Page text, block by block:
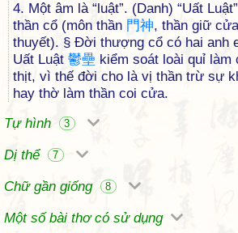
4. Một âm là “luật”. (Danh) “Uất Luật”
thần cổ (môn thần 門神, thần giữ
thuyết). § Đời thượng cổ có hai anh
Uất Luật 鬱壘 kiểm soát loài quỉ làm
thịt, vì thế đời cho là vị thần trừ sự
hay thờ làm thần coi cửa.
Tự hình
3
Dị thể 7
Chữ gần giống 8
Một số bài thơ có sử dụng